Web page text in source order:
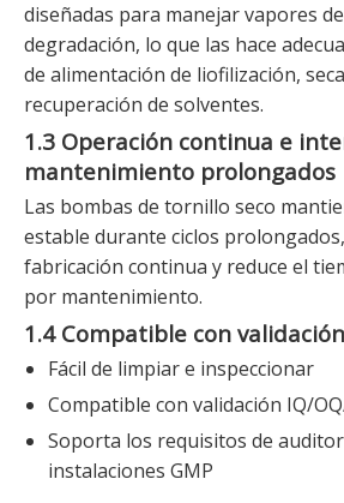
diseñadas para manejar vapores
degradación, lo que las hace
de alimentación de liofilización,
recuperación de solventes.
1.3 Operación continua e
mantenimiento prolongados
Las bombas de tornillo seco
estable durante ciclos
fabricación continua y reduce el
por mantenimiento.
1.4 Compatible con validación
Fácil de limpiar e inspeccionar
Compatible con validación IQ/
Soporta los requisitos de
instalaciones GMP